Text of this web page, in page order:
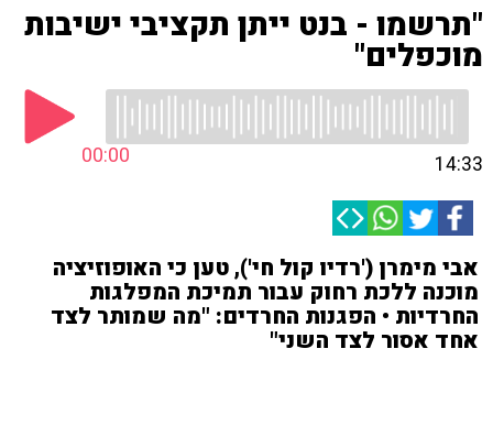
"תרשמו - בנט ייתן תקציבי ישיבות
מוכפלים"
00:00 14:33
אבי מימרן ('רדיו קול חי'), טען כי האופוזיציה
מוכנה ללכת רחוק עבור תמיכת המפלגות
החרדיות • הפגנות החרדים: "מה שמותר לצד
אחד אסור לצד השני"